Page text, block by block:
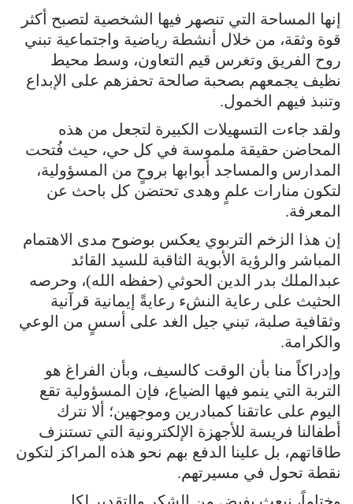
إنها المساحة التي تنصهر فيها الشخصية لتصبح أكثر
قوة وثقة، من خلال أنشطة رياضية واجتماعية تبني
روح الفريق وتغرس قيم التعاون، وسط محيط
نظيف يجمعهم بصحبة صالحة تحفزهم على الإبداع
وتنبذ فيهم الخمول.
ولقد جاءت التسهيلات الكبيرة لتجعل من هذه
المحاضن حقيقة ملموسة في كل حي، حيث فُتحت
المدارس والمساجد أبوابها بروحٍ من المسؤولية،
لتكون منارات علمٍ وهدى تحتضن كل باحث عن
المعرفة.
إن هذا الزخم التربوي يعكس بوضوح مدى الاهتمام
المباشر والرؤية الأبوية الثاقبة للسيد القائد
عبدالملك بدر الدين الحوثي (حفظه الله)، وحرصه
الحثيث على رعاية النشء رعايةً إيمانية قرآنية
وثقافية صلبة، تبني جيل الغد على أسسٍ من الوعي
والكرامة.
وإدراكاً منا بأن الوقت كالسيف، وبأن الفراغ هو
التربة التي ينمو فيها الضياع، فإن المسؤولية تقع
اليوم على عاتقنا كمبادرين وموجهين؛ ألا نترك
أطفالنا فريسة للأجهزة الإلكترونية التي تستنزف
طاقاتهم، بل علينا الدفع بهم نحو هذه المراكز لتكون
نقطة تحول في مسيرتهم.